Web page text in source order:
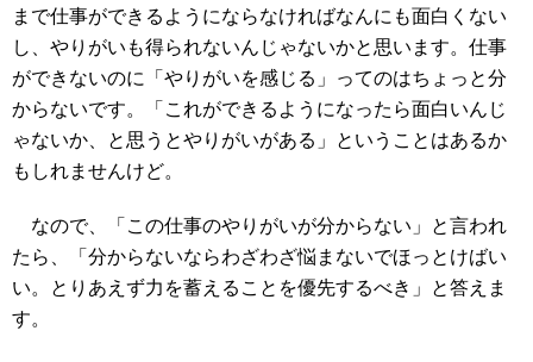
まで仕事ができるようにならなければなんにも面白くない
し、やりがいも得られないんじゃないかと思います。仕事
ができないのに「やりがいを感じる」ってのはちょっと分
からないです。「これができるようになったら面白いんじ
ゃないか、と思うとやりがいがある」ということはあるか
もしれませんけど。
なので、「この仕事のやりがいが分からない」と言われ
たら、「分からないならわざわざ悩まないでほっとけばい
い。とりあえず力を蓄えることを優先するべき」と答えま
す。